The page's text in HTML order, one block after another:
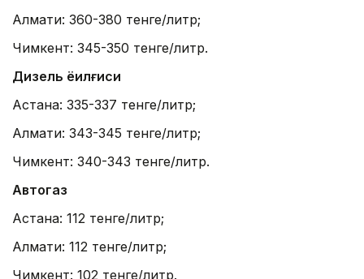
Алмати: 360-380 тенге/литр;
Чимкент: 345-350 тенге/литр.
Дизель ёқилғиси
Астана: 335-337 тенге/литр;
Алмати: 343-345 тенге/литр;
Чимкент: 340-343 тенге/литр.
Автогаз
Астана: 112 тенге/литр;
Алмати: 112 тенге/литр;
Чимкент: 102 тенге/литр.